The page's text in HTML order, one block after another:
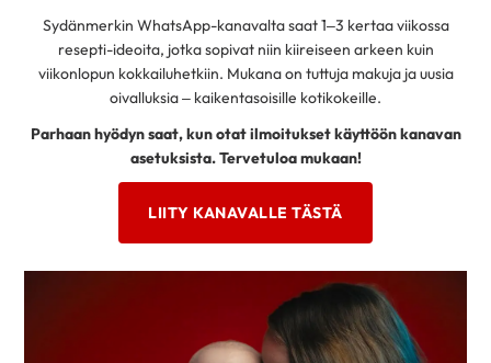
Sydänmerkin WhatsApp-kanavalta saat 1–3 kertaa viikossa
resepti-ideoita, jotka sopivat niin kiireiseen arkeen kuin
viikonlopun kokkailuhetkiin. Mukana on tuttuja makuja ja uusia
oivalluksia – kaikentasoisille kotikokeille.
Parhaan hyödyn saat, kun otat ilmoitukset käyttöön kanavan
asetuksista. Tervetuloa mukaan!
LIITY KANAVALLE TÄSTÄ